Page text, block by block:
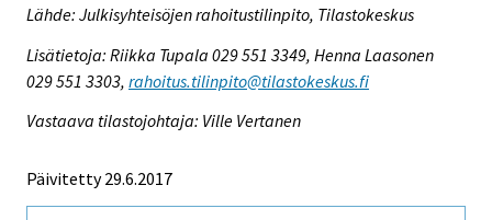
Lähde: Julkisyhteisöjen rahoitustilinpito, Tilastokeskus
Lisätietoja: Riikka Tupala 029 551 3349, Henna Laasonen
029 551 3303, rahoitus.tilinpito@tilastokeskus.fi
Vastaava tilastojohtaja: Ville Vertanen
Päivitetty 29.6.2017